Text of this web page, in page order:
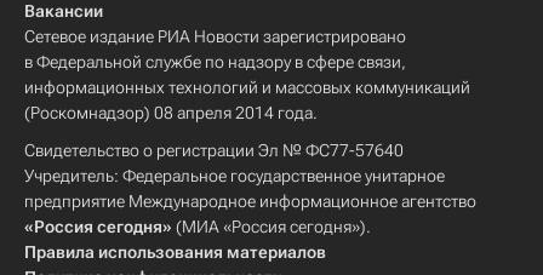
Вакансии
Сетевое издание РИА Новости зарегистрировано
в Федеральной службе по надзору в сфере связи,
информационных технологий и массовых коммуникаций
(Роскомнадзор) 08 апреля 2014 года.
Свидетельство о регистрации Эл № ФС77-57640
Учредитель: Федеральное государственное унитарное
предприятие Международное информационное агентство
«Россия сегодня» (МИА «Россия сегодня»).
Правила использования материалов